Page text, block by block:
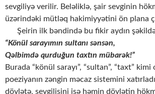
sevgiliyə verilir. Beləliklə, şair sevginin
üzərindəki mütləq hakimiyyətini ön plana
Şeirin ilk bəndində bu fikir aydın
“Könül sarayımın sultanı sənsən,
Qəlbimdə qurduğun taxtn mübarək!”
Burada “könül sarayı”, “sultan”, “taxt”
poeziyanın zəngin məcaz sistemini
dövlətə, sevgilisini isə həmin dövlətin